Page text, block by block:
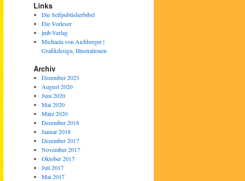
Links
Die Selfpublisherbibel
Die Vorleser
jmb-Verlag
Michaela von Aichberger |
Grafikdesign, Illustrationen
Archiv
Dezember 2023
August 2020
Juni 2020
Mai 2020
März 2020
Dezember 2018
Januar 2018
Dezember 2017
November 2017
Oktober 2017
Juli 2017
Mai 2017